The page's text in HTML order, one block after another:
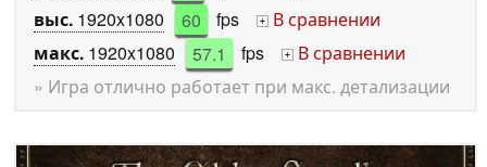
выс. 1920x1080 60 fps +
В сравнении
макс. 1920x1080 57.1 fps +
В сравнении
» Игра отлично работает при макс. детализации